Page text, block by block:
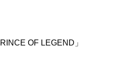
OF LEGEND」